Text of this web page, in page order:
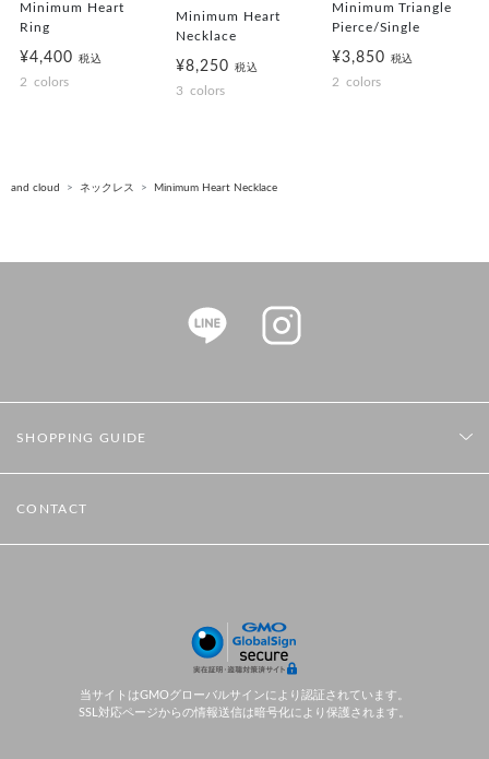
Minimum Heart
Ring
¥4,400税込
2 colors
Minimum Heart
Necklace
¥8,250 税込
3 colors
Minimum Triangle
Pierce/Single
¥3,850 税込
2 colors
and cloud ネックレス Minimum Heart Necklace
SHOPPING GUIDE
CONTACT
当サイトはGMOグローバルサインにより認証されています。
SSL対応ページからの情報送信は暗号化により保護されます。